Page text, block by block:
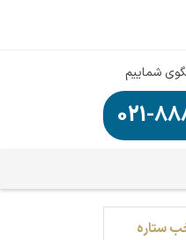
شماییم
021-
ستاره